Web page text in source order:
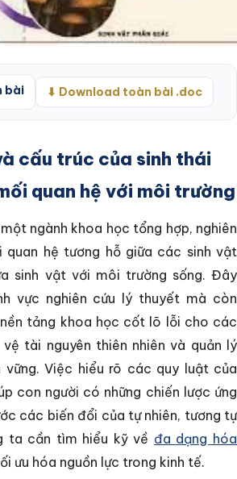
bài ⬇ Download toàn bài .doc
cấu trúc của sinh thái
quan hệ với môi trường
ngành khoa học tổng hợp, nghiên
quan hệ tương hỗ giữa các sinh vật
sinh vật với môi trường sống. Đây
vực nghiên cứu lý thuyết mà còn
tảng khoa học cốt lõ lỗi cho các
tài nguyên thiên nhiên và quản lý
vững. Việc hiểu rõ các quy luật của
con người có những chiến lược ứng
các biến đổi của tự nhiên, tương tự
ta cần tìm hiểu kỹ về đa dạng hóa
ưu hóa nguồn lực trong kinh tế.